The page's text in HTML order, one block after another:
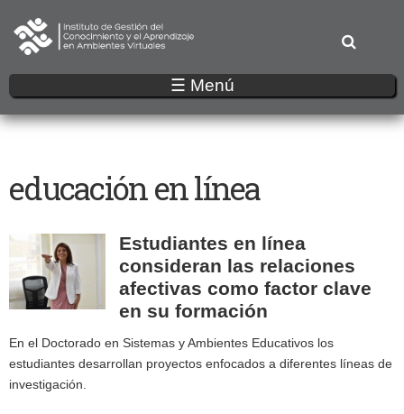
al
contenido
principal
☰ Menú
educación en línea
Estudiantes en línea
consideran las relaciones
afectivas como factor clave
en su formación
En el Doctorado en Sistemas y Ambientes Educativos los
estudiantes desarrollan proyectos enfocados a diferentes líneas de
investigación.